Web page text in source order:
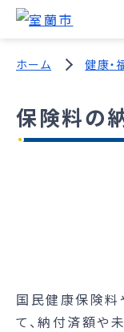
ホーム 健康・
保険料の
国民健康保険料
て、納付済額や